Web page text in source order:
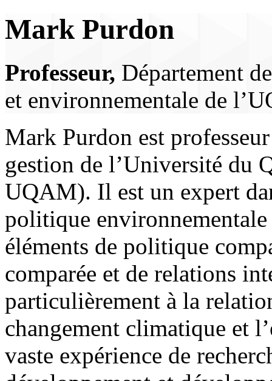
Mark Purdon
Professeur, Département
et environnementale de
Mark Purdon est
gestion de l’Université du
UQAM). Il est un expert
politique
éléments de politique
comparée et de relations
particulièrement à la
changement climatique et
vaste expérience de